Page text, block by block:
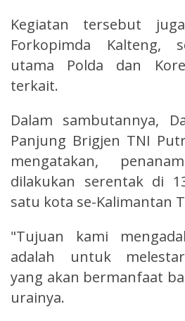
Kegiatan tersebut
Forkopimda Kalteng,
utama Polda dan
terkait.
Dalam sambutannya,
Panjung Brigjen TNI
mengatakan,
dilakukan serentak di
satu kota se-Kalimantan
"Tujuan kami
adalah untuk
yang akan bermanfaat
urainya.